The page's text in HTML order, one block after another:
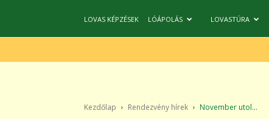
LOVAS KÉPZÉSEK LÓÁPOLÁS LOVASTÚRA
Kezdőlap Rendezvény hírek November utol...